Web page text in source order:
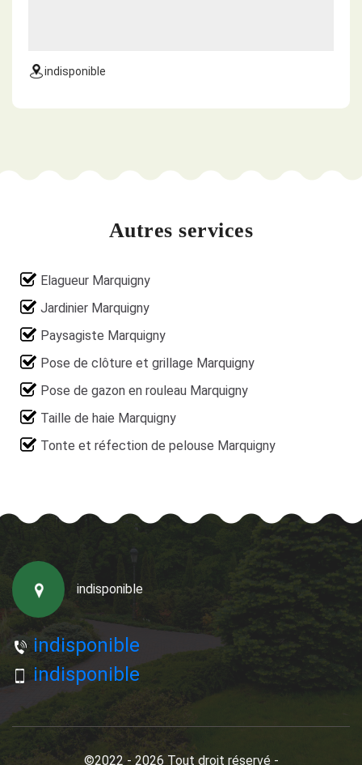
indisponible
Autres services
Elagueur Marquigny
Jardinier Marquigny
Paysagiste Marquigny
Pose de clôture et grillage Marquigny
Pose de gazon en rouleau Marquigny
Taille de haie Marquigny
Tonte et réfection de pelouse Marquigny
indisponible
indisponible
indisponible
©2022 - 2026 Tout droit réservé -